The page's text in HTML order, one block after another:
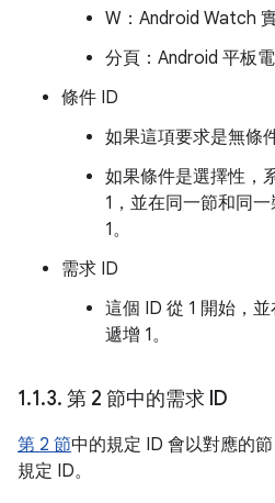
W：Android Watch
分頁：Android 平板
條件 ID
如果這項要求是無條
如果條件是選擇性，
1，並在同一節和同
1。
需求 ID
這個 ID 從 1 開始，
遞增 1。
1.1.3. 第 2 節中的需求 ID
第 2 節中的規定 ID 會以對應的
規定 ID。